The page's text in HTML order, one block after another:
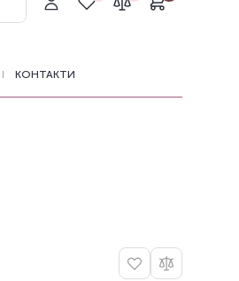
+38(099) 069-90-00
Магазин Харків
Оформлення замовлень на сайті
КОНТАКТИ